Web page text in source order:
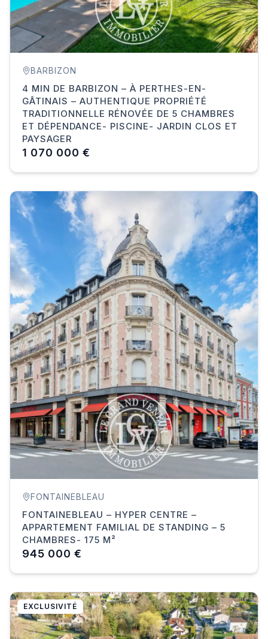
BARBIZON
4 MIN DE BARBIZON – À PERTHES-EN-
GÂTINAIS – AUTHENTIQUE PROPRIÉTÉ
TRADITIONNELLE RÉNOVÉE DE 5 CHAMBRES
ET DÉPENDANCE- PISCINE- JARDIN CLOS ET
PAYSAGER
1 070 000 €
FONTAINEBLEAU
FONTAINEBLEAU – HYPER CENTRE –
APPARTEMENT FAMILIAL DE STANDING – 5
CHAMBRES- 175 M²
945 000 €
EXCLUSIVITÉ